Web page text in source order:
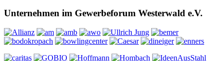
Unternehmen im Gewerbeforum Westerwald e.V.